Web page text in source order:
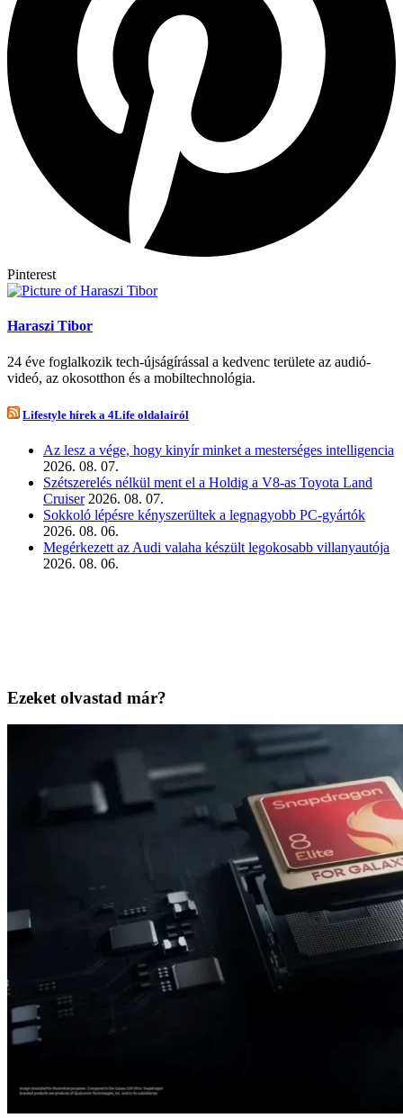
Pinterest
Haraszi Tibor
24 éve foglalkozik tech-újságírással a kedvenc területe az audió-
videó, az okosotthon és a mobiltechnológia.
Lifestyle hírek a 4Life oldalairól
Az lesz a vége, hogy kinyír minket a mesterséges intelligencia
2026. 08. 07.
Szétszerelés nélkül ment el a Holdig a V8-as Toyota Land
Cruiser 2026. 08. 07.
Sokkoló lépésre kényszerültek a legnagyobb PC-gyártók
2026. 08. 06.
Megérkezett az Audi valaha készült legokosabb villanyautója
2026. 08. 06.
Ezeket olvastad már?